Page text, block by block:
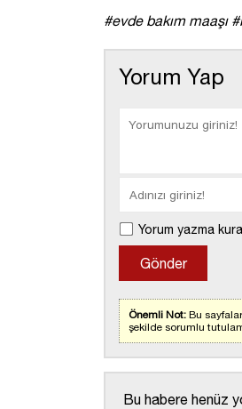
#evde bakım maaşı
Yorum Yap
Yorum yazma
Önemli Not: Bu
şekilde sorumlu
Bu habere henüz